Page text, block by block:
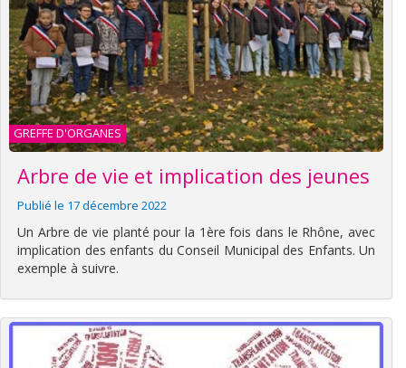
GREFFE D'ORGANES
Arbre de vie et implication des jeunes
Publié le 17 décembre 2022
Un Arbre de vie planté pour la 1ère fois dans le Rhône, avec
implication des enfants du Conseil Municipal des Enfants. Un
exemple à suivre.